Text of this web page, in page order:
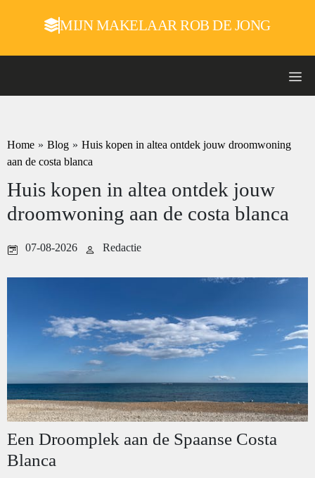
MIJN MAKELAAR ROB DE JONG
Home » Blog » Huis kopen in altea ontdek jouw droomwoning
aan de costa blanca
Huis kopen in altea ontdek jouw
droomwoning aan de costa blanca
07-08-2026 Redactie
Een Droomplek aan de Spaanse Costa
Blanca